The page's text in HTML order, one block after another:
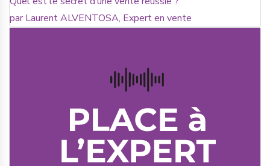
par Laurent ALVENTOSA, Expert en vente